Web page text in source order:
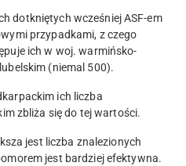
dotkniętych wcześniej ASF-em
przypadkami, z czego
ich w woj. warmińsko-
(niemal 500).
ich liczba
zbliża się do tej wartości.
jest liczba znalezionych
jest bardziej efektywna.